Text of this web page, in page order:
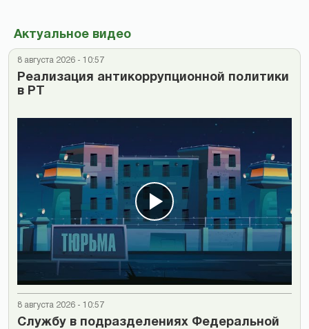
Актуальное видео
8 августа 2026 - 10:57
Реализация антикоррупционной политики
в РТ
8 августа 2026 - 10:57
Cлужбу в подразделениях Федеральной